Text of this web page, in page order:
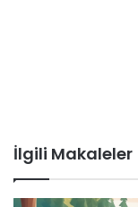
İlgili Makaleler